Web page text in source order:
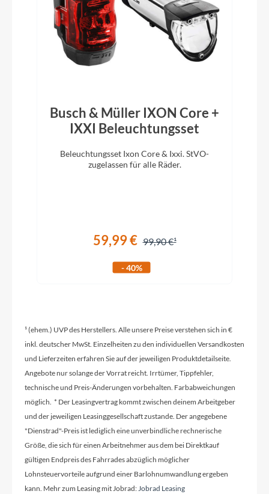
Rahmentyp
2024
Lapierre Vexgel Tape
Rahmenmaterial
Kassette
Shimano HG700 11-34T 11s
Lenker
Lapierre alloy, Width: 400mm (XS/S), 420mm
(M/L/XL)
Busch & Müller IXON Core +
IXXI Beleuchtungsset
Beleuchtungsset Ixon Core & Ixxi. StVO-
zugelassen für alle Räder.
59,99 € 99,90 €
- 40%
¹ (ehem.) UVP des Herstellers. Alle unsere Preise verstehen sich in €
inkl. deutscher MwSt. Einzelheiten zu den individuellen Versandkosten
und Lieferzeiten erfahren Sie auf der jeweiligen Produktdetailseite.
Angebote nur solange der Vorrat reicht. Irrtümer, Tippfehler,
technische und Preis-Änderungen vorbehalten. Farbabweichungen
möglich. * Der Leasingvertrag kommt zwischen deinem Arbeitgeber
und der jeweiligen Leasinggesellschaft zustande. Der angegebene
"Dienstrad"-Preis ist lediglich eine unverbindliche rechnerische
Größe, die sich für einen Arbeitnehmer aus dem bei Direktkauf
gültigen Endpreis des Fahrrades abzüglich möglicher
Lohnsteuervorteile aufgrund einer Barlohnumwandlung ergeben
kann. Mehr zum Leasing mit Jobrad:Jobrad Leasing